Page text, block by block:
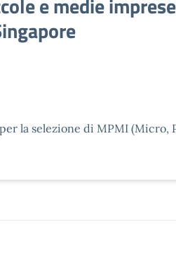
la selezione di MPMI (Micro,